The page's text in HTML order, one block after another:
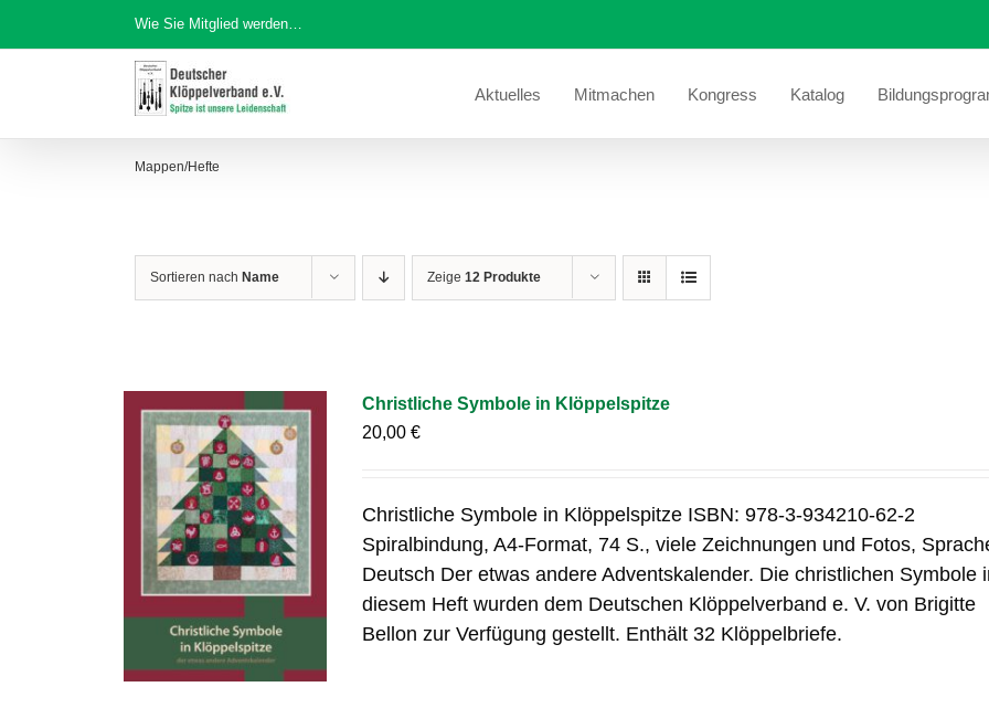
Inhalt
Wie Sie Mitglied werden…
Aktuelles Mitmachen Kongress Katalog
Mappen/Hefte
Sortieren nach Name Zeige 12 Produkte
Christliche Symbole in Klöppelspitze
20,00€
Christliche Symbole in Klöppelspitze ISBN: 978-3-934210-62-2
Spiralbindung, A4-Format, 74 S., viele Zeichnungen und Fotos,
Deutsch Der etwas andere Adventskalender. Die christlichen Symbole
diesem Heft wurden dem Deutschen Klöppelverband e. V. von Brigitte
Bellon zur Verfügung gestellt. Enthält 32 Klöppelbriefe.